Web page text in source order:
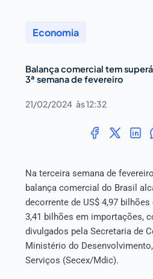
Economia
Balança comercial tem
3ª semana de fevereiro
21/02/2024 às12:32
Na terceira semana de
balança comercial do Brasil
decorrente de US$ 4,97
3,41 bilhões em importações,
divulgados pela Secretaria de
Ministério do
Serviços (Secex/Mdic).